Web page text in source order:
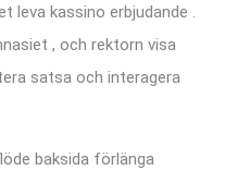
kassino erbjudande .
, och rektorn visa
satsa och interagera
baksida förlänga